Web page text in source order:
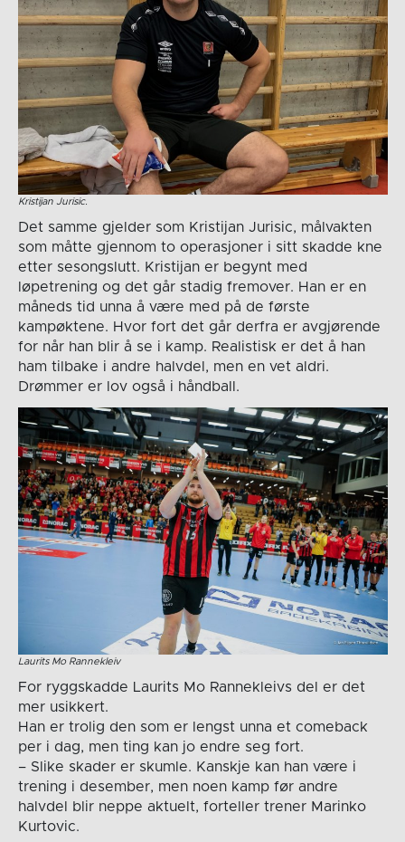
Kristijan Jurisic.
Det samme gjelder som Kristijan Jurisic, målvakten
som måtte gjennom to operasjoner i sitt skadde kne
etter sesongslutt. Kristijan er begynt med
løpetrening og det går stadig fremover. Han er en
måneds tid unna å være med på de første
kampøktene. Hvor fort det går derfra er avgjørende
for når han blir å se i kamp. Realistisk er det å han
ham tilbake i andre halvdel, men en vet aldri.
Drømmer er lov også i håndball.
Laurits Mo Rannekleiv
For ryggskadde Laurits Mo Rannekleivs del er det
mer usikkert.
Han er trolig den som er lengst unna et comeback
per i dag, men ting kan jo endre seg fort.
– Slike skader er skumle. Kanskje kan han være i
trening i desember, men noen kamp før andre
halvdel blir neppe aktuelt, forteller trener Marinko
Kurtovic.